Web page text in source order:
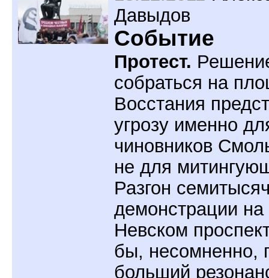
Давыдов
Событие
Протест.
собраться на
Восстания
угрозу именно
чиновников
не для
Разгон
демонстрации на
Невском
бы, несомненно,
больший